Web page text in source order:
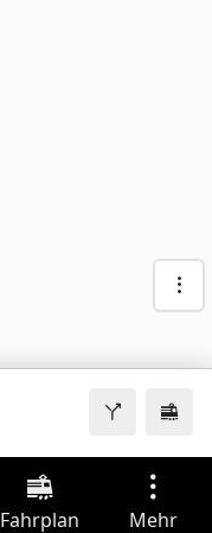
Fahrplan Mehr